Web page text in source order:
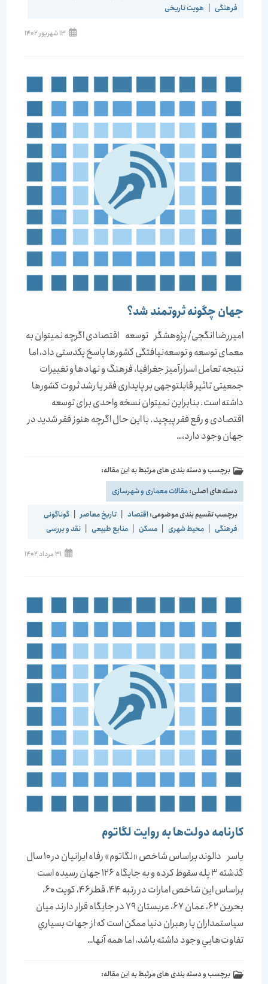
فرهنگی | هویت تاریخی
نوشته
منتشر
13 شهریور 1402
جهان چگونه ثروتمند شد؟
امیررضا انگجی/ پژوهشگر توسعه اقتصادی اگر‏چه نمی‏توان به
معمای توسعه و توسعه‌نیافتگی کشورها پاسخ یکدستی داد، اما
نتیجه تعامل اسرارآمیز جغرافیا، فرهنگ و نهادها و تغییرات
جمعیتی تاثیر قابل‏توجهی بر پایداری فقر یا رشد ثروت کشورها
داشته است. بنابراین نمی‏توان نسخه واحدی برای توسعه
اقتصادی و رفع فقر پیچید. با این حال اگرچه هنوز فقر شدید در
جهان وجود دارد،…
برچسب و دسته بندی های مرتبط به این مقاله:
دسته‌های اصلی:مقالات معماری و شهرسازی
برچسب تقسیم بندی موضوعی:اقتصاد | تاریخ معاصر |
گوناگونی
فرهنگی | محیط شهری | مسکن | منابع طبیعی | نقد و بررسی
نوشته
منتشر
31 مرداد 1402
كارنامه دولت‌ها به روايت لگاتوم
ياسر دالوند براساس شاخص «لگاتوم» رفاه ايرانيان در ۱۰ سال
گذشته ۳ پله سقوط كرده و به جايگاه ۱۲۶ جهان رسيده است
براساس اين شاخص امارات در رتبه 44، قطر46، كويت 60،
بحرين 62، عمان 67، عربستان 79 در جايگاه قرار دارند ميان
سياستمداران يا رهبران دنيا ممكن است كه از جهات بسياري
تفاوت‌هايي وجود داشته باشد، اما همه آنها…
برچسب و دسته بندی های مرتبط به این مقاله: